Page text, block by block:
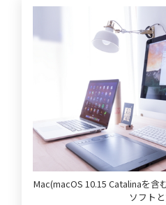
Mac(macOS 10.15 Catalinaを含
ソフト